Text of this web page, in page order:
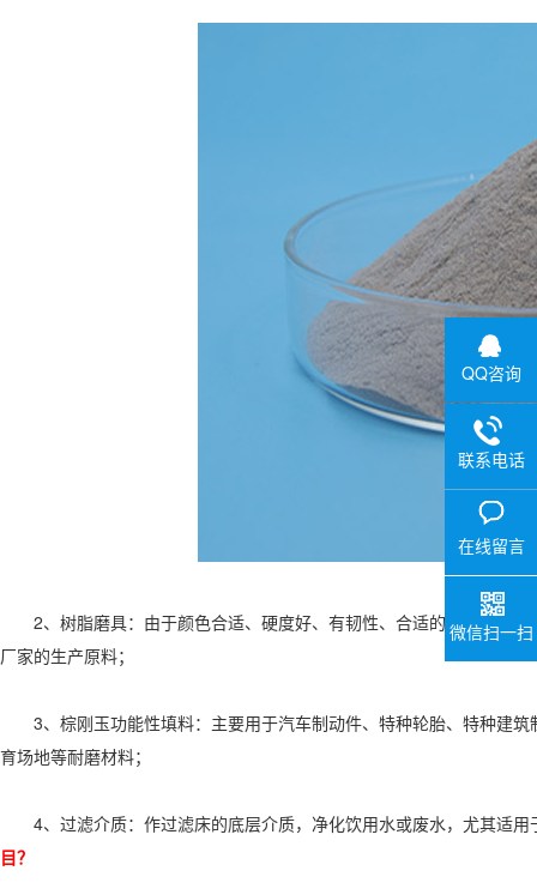
2、树脂磨具：由于颜色合适、硬度好、有韧性、合适的颗粒断面类
厂家的生产原料；
3、棕刚玉功能性填料：主要用于汽车制动件、特种轮胎、特种建筑
育场地等耐磨材料；
4、过滤介质：作过滤床的底层介质，净化饮用水或废水，尤其适用
目？
QQ咨询
联系电话
在线留言
微信扫一扫